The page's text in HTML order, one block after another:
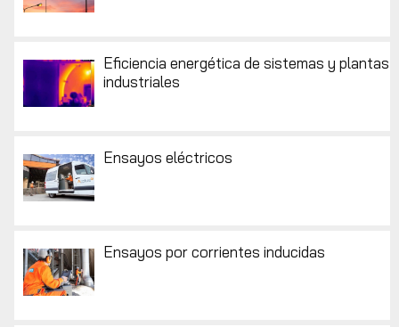
Eficiencia energética de sistemas y plantas
industriales
Ensayos eléctricos
Ensayos por corrientes inducidas